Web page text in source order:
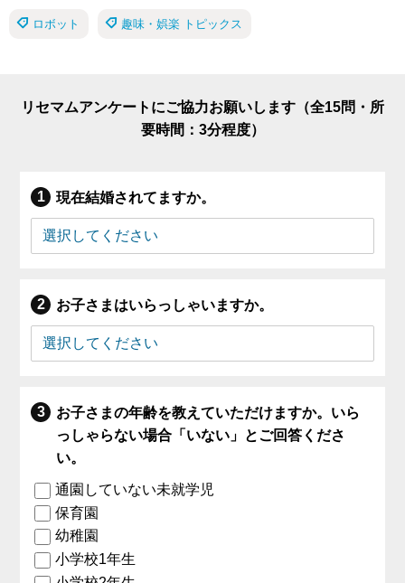
ロボット 趣味・娯楽 トピックス
リセマムアンケートにご協力お願いします（全15問・所
要時間：3分程度）
現在結婚されてますか。
お子さまはいらっしゃいますか。
お子さまの年齢を教えていただけますか。いら
っしゃらない場合「いない」とご回答くださ
い。
通園していない未就学児
保育園
幼稚園
小学校1年生